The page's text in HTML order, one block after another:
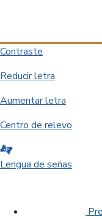
Contraste
Reducir letra
Aumentar letra
Centro de relevo
Lengua de señas